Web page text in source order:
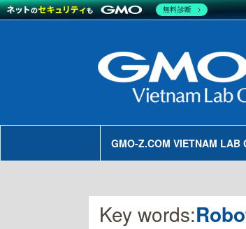
GMO-Z.COM VIETNAM LAB
Key words:
無料診断